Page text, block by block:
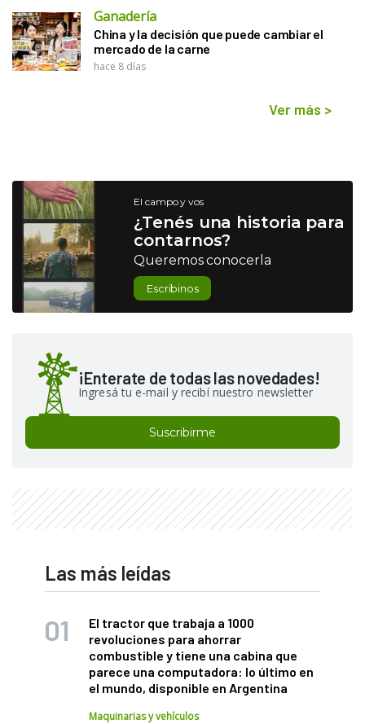
Ganadería
China y la decisión que puede cambiar el
mercado de la carne
hace 8 días
Ver más >
El campo y vos
¿Tenés una historia para
contarnos?
Queremos conocerla
Escribinos
¡Enterate de todas las novedades!
Ingresá tu e-mail y recibí nuestro newsletter
Suscribirme
Las más leídas
El tractor que trabaja a 1000
revoluciones para ahorrar
combustible y tiene una cabina que
parece una computadora: lo último en
el mundo, disponible en Argentina
Maquinarias y vehículos